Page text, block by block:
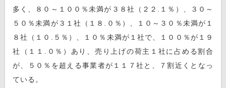
多く、８０～１００％未満が３８社（２２.１％）、３０～
５０％未満が３１社（１８.０％）、１０～３０％未満が１
８社（１０.５％）、１０％未満が１社で、１００％が１９
社（１１.０％）あり、売り上げの荷主１社に占める割合
が、５０％を超える事業者が１１７社と、７割近くとなっ
ている。